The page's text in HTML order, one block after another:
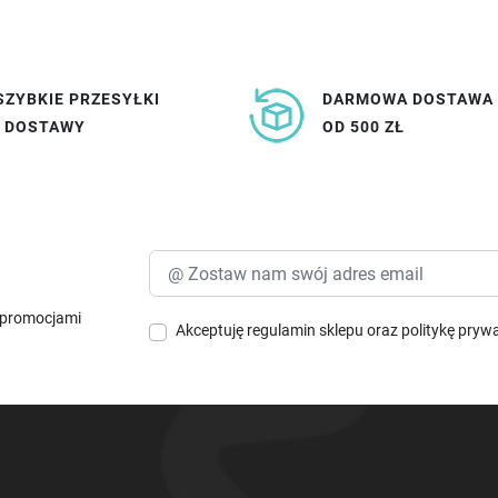
PRZESYŁKI
DOSTAWY
DARMOWA DOSTAWA
OD 500 ZŁ
Akceptuję regulamin sklepu oraz politykę